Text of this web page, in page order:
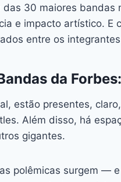
das 30 maiores bandas
e impacto artístico. E
entre os
da
estão presentes,
Além disso, há
gigantes.
polêmicas surgem —